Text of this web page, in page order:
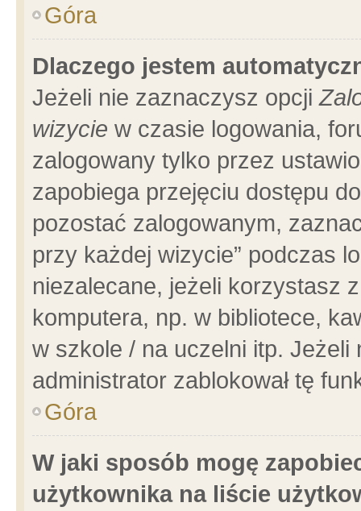
Góra
Dlaczego jestem
Jeżeli nie zaznaczysz opcji
wizycie w czasie logowania,
zalogowany tylko przez
zapobiega przejęciu dostępu
pozostać zalogowanym,
przy każdej wizycie” podczas
niezalecane, jeżeli korzystasz
komputera, np. w bibliotece,
w szkole / na uczelni itp.
administrator zablokował tę
Góra
W jaki sposób mogę
użytkownika na liście